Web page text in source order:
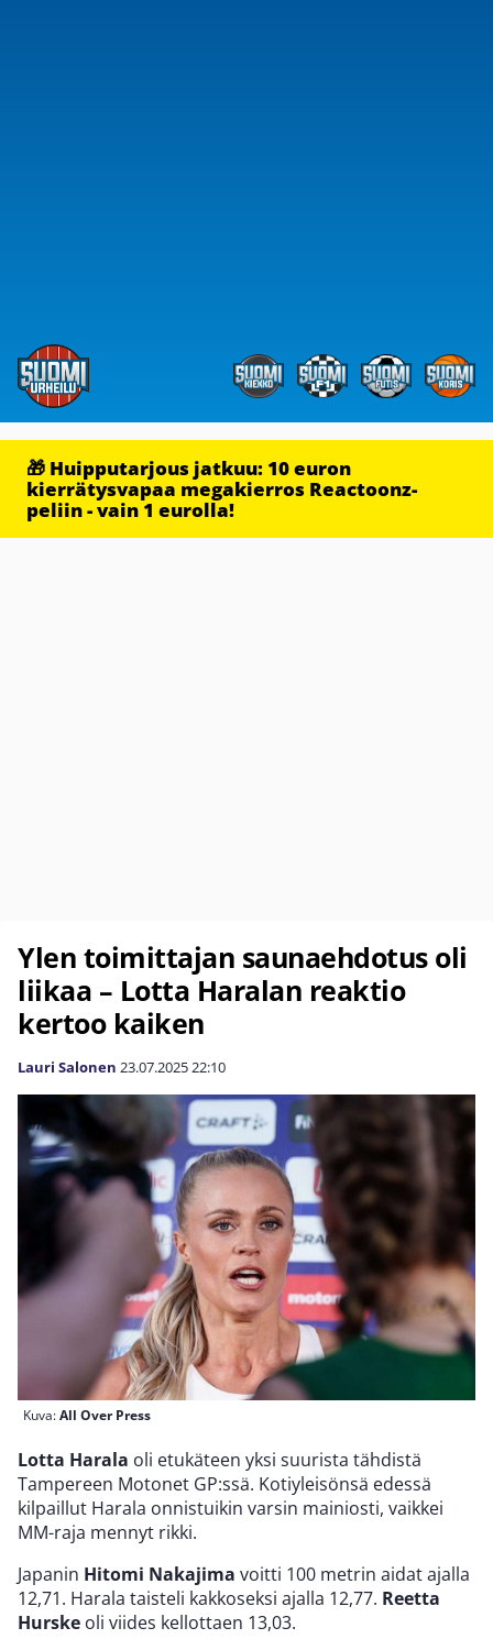
🎁 Huipputarjous jatkuu: 10 euron
kierrätysvapaa megakierros Reactoonz-
peliin - vain 1 eurolla!
Ylen toimittajan saunaehdotus oli
liikaa – Lotta Haralan reaktio
kertoo kaiken
Lauri Salonen 23.07.202522:10
Kuva:All Over Press
Lotta Harala oli etukäteen yksi suurista tähdistä
Tampereen Motonet GP:ssä. Kotiyleisönsä edessä
kilpaillut Harala onnistuikin varsin mainiosti, vaikkei
MM-raja mennyt rikki.
Japanin Hitomi Nakajima voitti 100 metrin aidat ajalla
12,71. Harala taisteli kakkoseksi ajalla 12,77. Reetta
Hurske oli viides kellottaen 13,03.